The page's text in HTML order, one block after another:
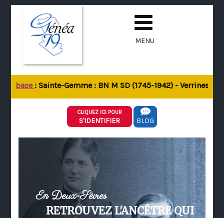
MENU
base: Sainte-Gemme : BN M SD (1745-1942) - Verrines-
CLIQUEZ ICI POUR
S'IDENTIFIER BLOG
En Deux-Sèvres
RETROUVEZ L'ANCÊTRE QUI